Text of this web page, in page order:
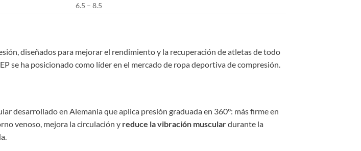
6.5 – 8.5
diseñados para mejorar el rendimiento y la recuperación de atletas de todo
se ha posicionado como líder en el mercado de ropa deportiva de compresión.
desarrollado en Alemania que aplica presión graduada en 360°: más firme en
venoso, mejora la circulación y reduce la vibración musculardurante la